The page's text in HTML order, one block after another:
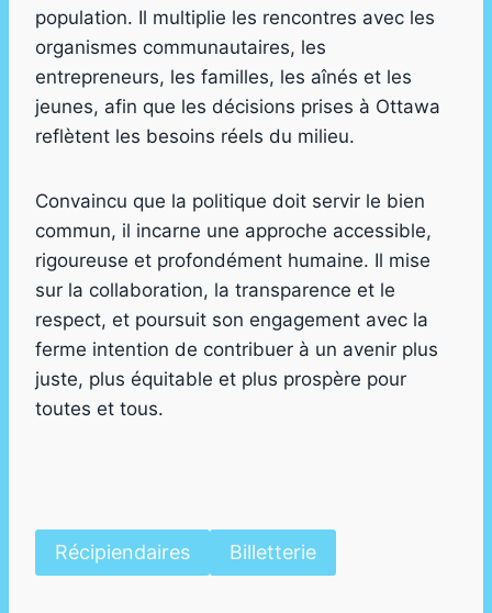
population. Il multiplie les rencontres avec les
organismes communautaires, les
entrepreneurs, les familles, les aînés et les
jeunes, afin que les décisions prises à Ottawa
reflètent les besoins réels du milieu.
Convaincu que la politique doit servir le bien
commun, il incarne une approche accessible,
rigoureuse et profondément humaine. Il mise
sur la collaboration, la transparence et le
respect, et poursuit son engagement avec la
ferme intention de contribuer à un avenir plus
juste, plus équitable et plus prospère pour
toutes et tous.
Récipiendaires Billetterie